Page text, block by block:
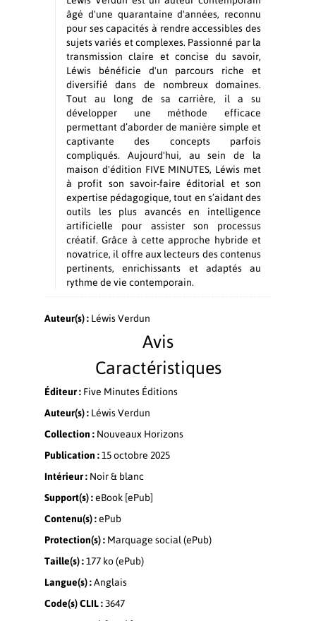
âgé d'une quarantaine d'années, reconnu
pour ses capacités à rendre accessibles des
sujets variés et complexes. Passionné par la
transmission claire et concise du savoir,
Léwis bénéficie d'un parcours riche et
diversifié dans de nombreux domaines.
Tout au long de sa carrière, il a su
développer une méthode efficace
permettant d’aborder de manière simple et
captivante des concepts parfois
compliqués. Aujourd'hui, au sein de la
maison d'édition FIVE MINUTES, Léwis met
à profit son savoir-faire éditorial et son
expertise pédagogique, tout en s’aidant des
outils les plus avancés en intelligence
artificielle pour assister son processus
créatif. Grâce à cette approche hybride et
novatrice, il offre aux lecteurs des contenus
pertinents, enrichissants et adaptés au
rythme de vie contemporain.
Auteur(s) : Léwis Verdun
Avis
Caractéristiques
Éditeur : Five Minutes Éditions
Auteur(s) : Léwis Verdun
Collection : Nouveaux Horizons
Publication :15 octobre 2025
Intérieur :Noir & blanc
Support(s) :eBook [ePub]
Contenu(s) :ePub
Protection(s) :Marquage social (ePub)
Taille(s) :177 ko (ePub)
Langue(s) :Anglais
Code(s) CLIL :3647